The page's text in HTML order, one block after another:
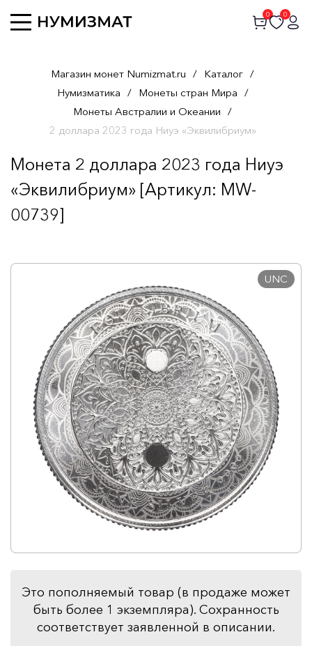
0 0
Магазин монет Numizmat.ru / Каталог /
Нумизматика / Монеты стран Мира /
Монеты Австралии и Океании /
2 доллара 2023 года Ниуэ «Эквилибриум»
Монета 2 доллара 2023 года Ниуэ
«Эквилибриум» [Артикул: MW-
00739]
UNC
Это пополняемый товар (в продаже может
быть более 1 экземпляра). Сохранность
соответствует заявленной в описании.